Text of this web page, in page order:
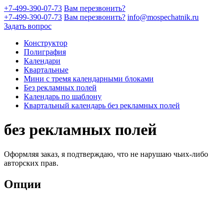
+7-499-390-07-73 Вам перезвонить?
+7-499-390-07-73 Вам перезвонить? info@mospechatnik.ru
Задать вопрос
Конструктор
Полиграфия
Календари
Квартальные
Мини с тремя календарными блоками
Без рекламных полей
Календарь по шаблону
Квартальный календарь без рекламных полей
без рекламных полей
Оформляя заказ, я подтверждаю, что не нарушаю чьих-либо
авторских прав.
Опции